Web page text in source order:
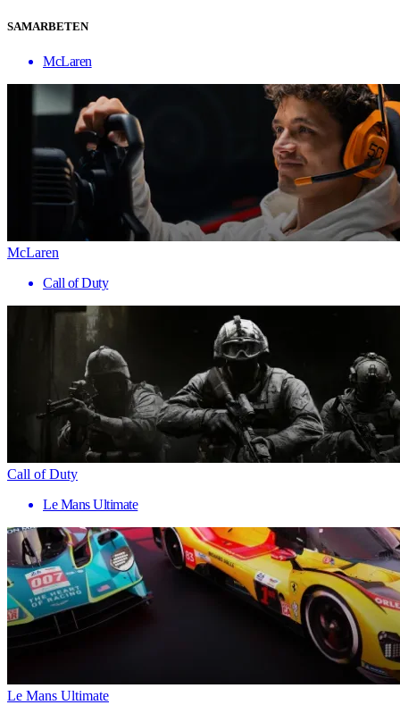
SAMARBETEN
McLaren
McLaren
Call of Duty
Call of Duty
Le Mans Ultimate
Le Mans Ultimate